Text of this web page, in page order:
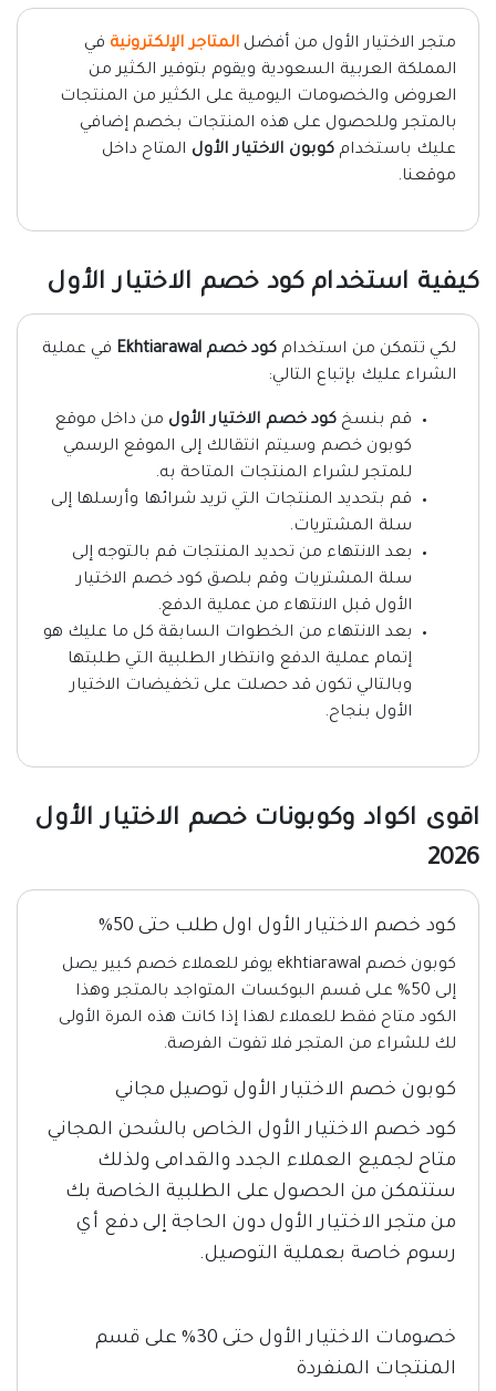
متجر الاختيار الأول من أفضل المتاجر الإلكترونية في
المملكة العربية السعودية ويقوم بتوفير الكثير من
العروض والخصومات اليومية على الكثير من المنتجات
بالمتجر وللحصول على هذه المنتجات بخصم إضافي
عليك باستخدام كوبون الاختيار الأول المتاح داخل
موقعنا.
كيفية استخدام كود خصم الاختيار الأول
لكي تتمكن من استخدام كود خصم Ekhtiarawal
في عملية
الشراء عليك بإتباع التالي:
قم بنسخ كود خصم الاختيار الأول من داخل موقع
كوبون خصم وسيتم انتقالك إلى الموقع الرسمي
للمتجر لشراء المنتجات المتاحة به.
قم بتحديد المنتجات التي تريد شرائها وأرسلها إلى
سلة المشتريات.
بعد الانتهاء من تحديد المنتجات قم بالتوجه إلى
سلة المشتريات وقم بلصق كود خصم الاختيار
الأول قبل الانتهاء من عملية الدفع.
بعد الانتهاء من الخطوات السابقة كل ما عليك هو
إتمام عملية الدفع وانتظار الطلبية التي طلبتها
وبالتالي تكون قد حصلت على تخفيضات الاختيار
الأول بنجاح.
اقوى اكواد وكوبونات خصم الاختيار الأول
2026
كود خصم الاختيار الأول اول طلب حتى 50%
كوبون خصم ekhtiarawal يوفر للعملاء خصم كبير يصل
إلى 50% على قسم البوكسات المتواجد بالمتجر وهذا
الكود متاح فقط للعملاء لهذا إذا كانت هذه المرة الأولى
لك للشراء من المتجر فلا تفوت الفرصة.
كوبون خصم الاختيار الأول توصيل مجاني
كود خصم الاختيار الأول الخاص بالشحن المجاني
متاح لجميع العملاء الجدد والقدامى ولذلك
ستتمكن من الحصول على الطلبية الخاصة بك
من متجر الاختيار الأول دون الحاجة إلى دفع أي
رسوم خاصة بعملية التوصيل.
خصومات الاختيار الأول حتى 30% على قسم
المنتجات المنفردة